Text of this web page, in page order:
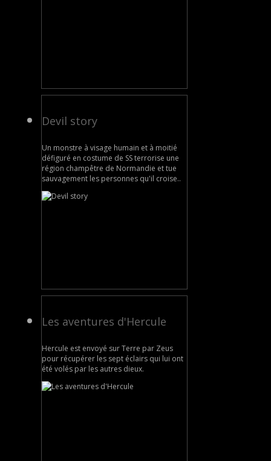
Devil story
Un monstre à visage humain et à moitié
défiguré en costume de SS terrorise une
région champêtre de Normandie et tue
sauvagement les personnes qu'il croise..
Les aventures d'Hercule
Hercule est envoyé sur Terre par Zeus
pour récupérer les sept éclairs qui lui ont
été volés par les autres dieux.